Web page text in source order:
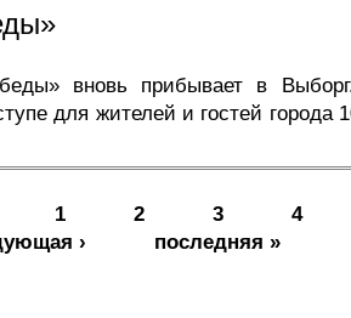
вновь прибывает в
для жителей и гостей города
1 2 3 4
› последняя »